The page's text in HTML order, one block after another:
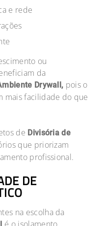
e rede
ou
da
Drywall, pois o
mais facilidade do que
de Divisória de
que priorizam
profissional.
DE
na escolha da